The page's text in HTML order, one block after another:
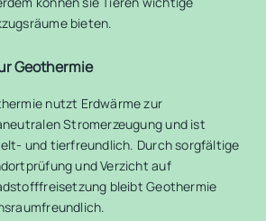
bieten.
Geothermie
nutzt Erdwärme zur
Stromerzeugung und ist
und tierfreundlich. Durch sorgfältige
und Verzicht auf
bleibt Geothermie